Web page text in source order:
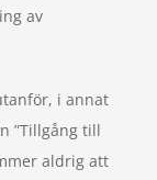
av
i annat
”Tillgång till
aldrig att